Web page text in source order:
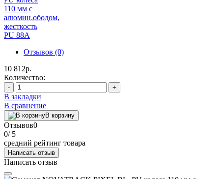
Отзывов (0)
10 812р.
Количество:
- +
В закладки
В сравнение
В корзину
Отзывов0
0/ 5
средний рейтинг товара
Написать отзыв
Написать отзыв